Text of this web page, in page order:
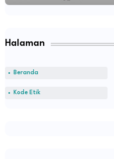
Halaman
Beranda
Kode Etik